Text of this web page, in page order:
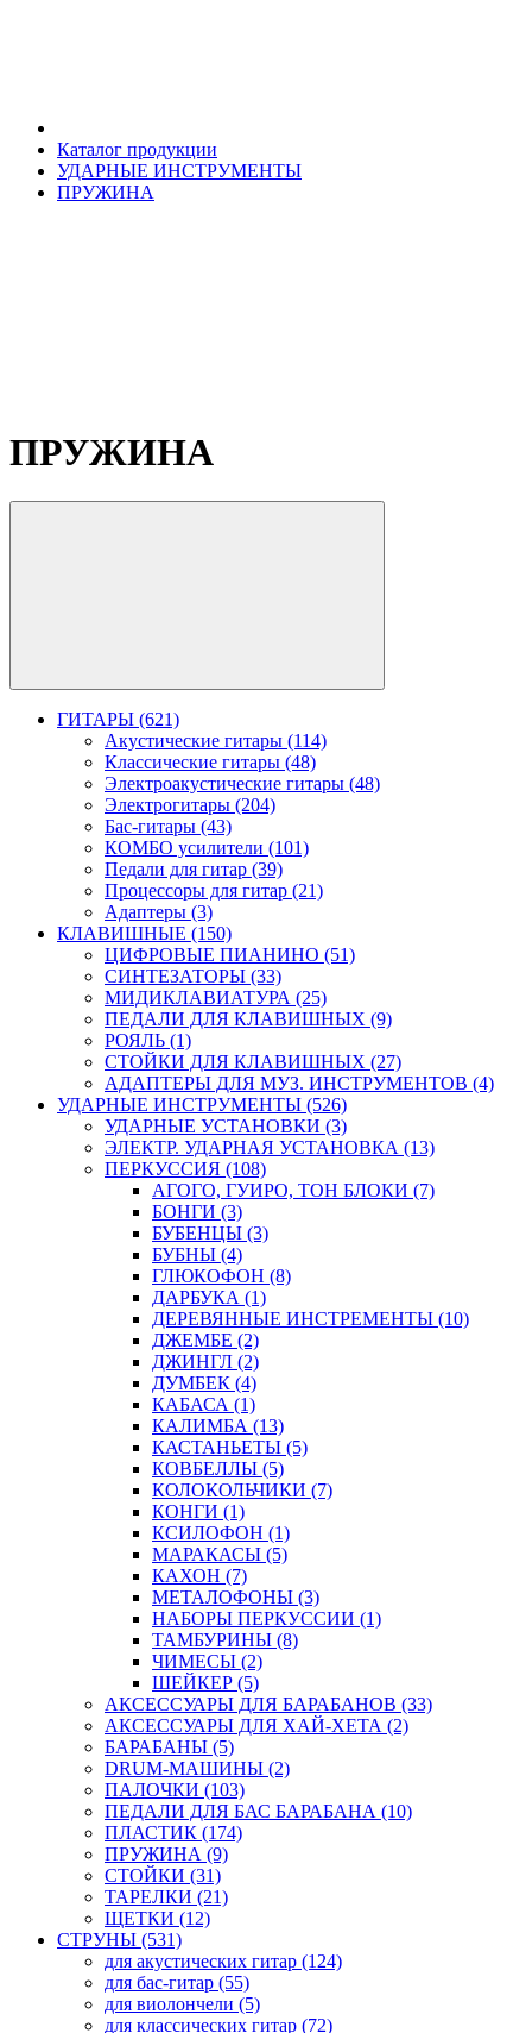
Каталог продукции
УДАРНЫЕ ИНСТРУМЕНТЫ
ПРУЖИНА
ПРУЖИНА
ГИТАРЫ (621)
Акустические гитары (114)
Классические гитары (48)
Электроакустические гитары (48)
Электрогитары (204)
Бас-гитары (43)
КОМБО усилители (101)
Педали для гитар (39)
Процессоры для гитар (21)
Адаптеры (3)
КЛАВИШНЫЕ (150)
ЦИФРОВЫЕ ПИАНИНО (51)
СИНТЕЗАТОРЫ (33)
МИДИКЛАВИАТУРА (25)
ПЕДАЛИ ДЛЯ КЛАВИШНЫХ (9)
РОЯЛЬ (1)
СТОЙКИ ДЛЯ КЛАВИШНЫХ (27)
АДАПТЕРЫ ДЛЯ МУЗ. ИНСТРУМЕНТОВ (4)
УДАРНЫЕ ИНСТРУМЕНТЫ (526)
УДАРНЫЕ УСТАНОВКИ (3)
ЭЛЕКТР. УДАРНАЯ УСТАНОВКА (13)
ПЕРКУССИЯ (108)
АГОГО, ГУИРО, ТОН БЛОКИ (7)
БОНГИ (3)
БУБЕНЦЫ (3)
БУБНЫ (4)
ГЛЮКОФОН (8)
ДАРБУКА (1)
ДЕРЕВЯННЫЕ ИНСТРЕМЕНТЫ (10)
ДЖЕМБЕ (2)
ДЖИНГЛ (2)
ДУМБЕК (4)
КАБАСА (1)
КАЛИМБА (13)
КАСТАНЬЕТЫ (5)
КОВБЕЛЛЫ (5)
КОЛОКОЛЬЧИКИ (7)
КОНГИ (1)
КСИЛОФОН (1)
МАРАКАСЫ (5)
КАХОН (7)
МЕТАЛОФОНЫ (3)
НАБОРЫ ПЕРКУССИИ (1)
ТАМБУРИНЫ (8)
ЧИМЕСЫ (2)
ШЕЙКЕР (5)
АКСЕССУАРЫ ДЛЯ БАРАБАНОВ (33)
АКСЕССУАРЫ ДЛЯ ХАЙ-ХЕТА (2)
БАРАБАНЫ (5)
DRUM-МАШИНЫ (2)
ПАЛОЧКИ (103)
ПЕДАЛИ ДЛЯ БАС БАРАБАНА (10)
ПЛАСТИК (174)
ПРУЖИНА (9)
СТОЙКИ (31)
ТАРЕЛКИ (21)
ЩЕТКИ (12)
СТРУНЫ (531)
для акустических гитар (124)
для бас-гитар (55)
для виолончели (5)
для классических гитар (72)